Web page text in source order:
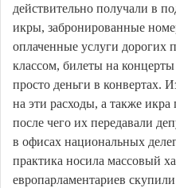
действительно получали в
икры, забронированные
оплаченные услуги дорогих
классом, билеты на
просто деньги в конвертах.
на эти расходы, а также
после чего их передавали
в офисах национальных
практика носила массовый
европарламентариев